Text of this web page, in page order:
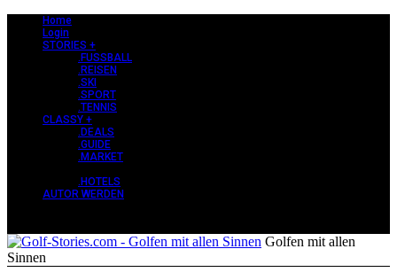
Home
Login
STORIES +
.FUSSBALL
.REISEN
.SKI
.SPORT
.TENNIS
CLASSY +
.DEALS
.GUIDE
.MARKET
.HOTELS
AUTOR WERDEN
Golfen mit allen
Sinnen